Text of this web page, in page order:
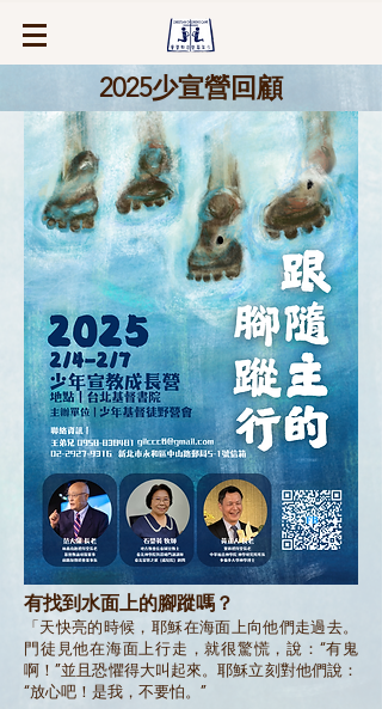
2025少宣營回顧
有找到水面上的腳蹤嗎？
「天快亮的時候，耶穌在海面上向他們走過去。
門徒見他在海面上行走，就很驚慌，說：“有鬼
啊！”並且恐懼得大叫起來。耶穌立刻對他們說：
“放心吧！是我，不要怕。”